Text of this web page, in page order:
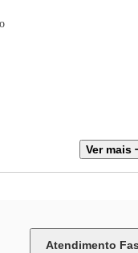
Ver mais
Atendimento